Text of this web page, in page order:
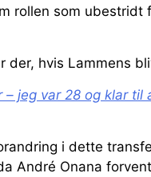
rollen som ubestridt
der, hvis Lammens
jeg var 28 og klar til
i dette
André Onana